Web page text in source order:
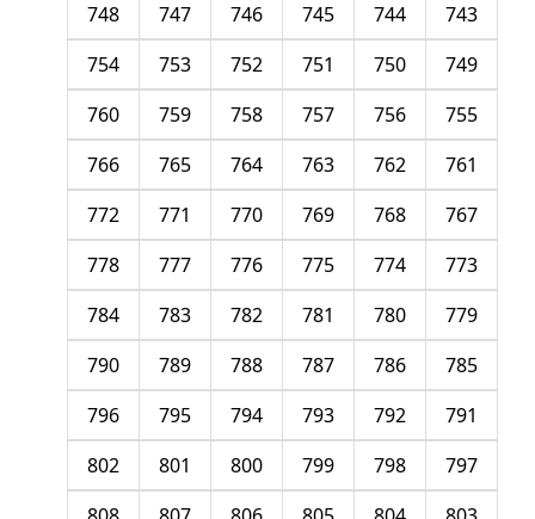
743
744
745
746
747
748
749
750
751
752
753
754
755
756
757
758
759
760
761
762
763
764
765
766
767
768
769
770
771
772
773
774
775
776
777
778
779
780
781
782
783
784
785
786
787
788
789
790
791
792
793
794
795
796
797
798
799
800
801
802